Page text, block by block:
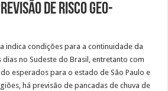
de Risco Geo-
indica condições para a continuidade da
no Sudeste do Brasil, entretanto com
esperados para o estado de São Paulo e
há previsão de pancadas de chuva de